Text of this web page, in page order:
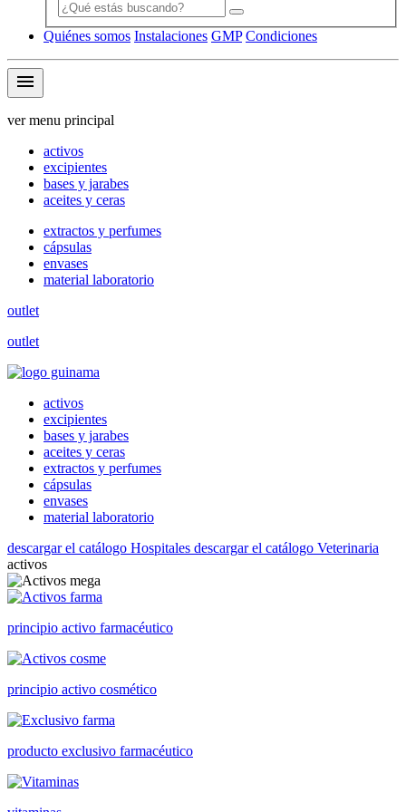
Quiénes somos Instalaciones GMP Condiciones
menu
ver menu principal
activos
excipientes
bases y jarabes
aceites y ceras
extractos y perfumes
cápsulas
envases
material laboratorio
outlet
outlet
activos
excipientes
bases y jarabes
aceites y ceras
extractos y perfumes
cápsulas
envases
material laboratorio
descargar el catálogo Hospitales descargar el catálogo Veterinaria
activos
principio activo farmacéutico
principio activo cosmético
producto exclusivo farmacéutico